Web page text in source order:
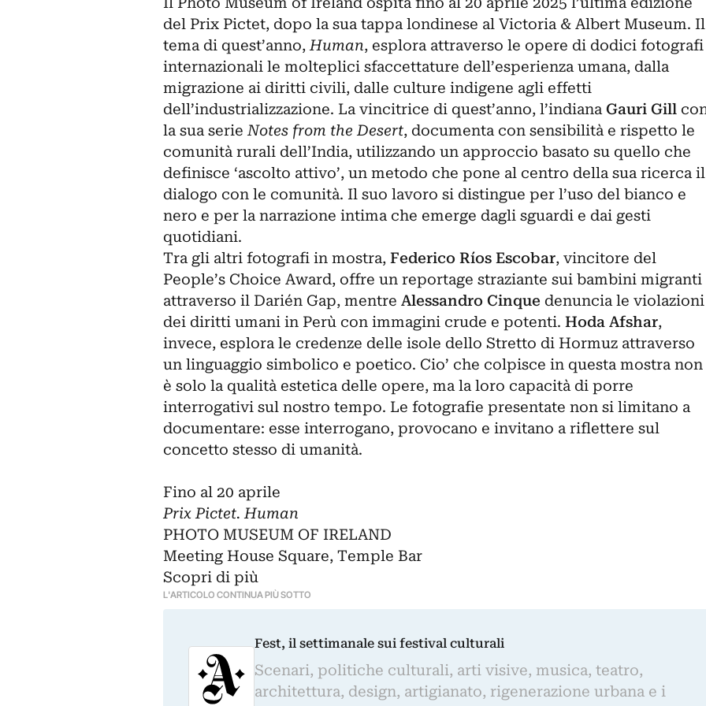
del Prix Pictet, dopo la sua tappa londinese al Victoria & Albert Museum. Il
tema di quest’anno,Human, esplora attraverso le opere di dodici fotografi
internazionali le molteplici sfaccettature dell’esperienza umana, dalla
migrazione ai diritti civili, dalle culture indigene agli effetti
dell’industrializzazione. La vincitrice di quest’anno, l’indianaGauri Gill
la sua serieNotes from the Desert, documenta con sensibilità e rispetto le
comunità rurali dell’India, utilizzando un approccio basato su quello che
definisce ‘ascolto attivo’, un metodo che pone al centro della sua ricerca il
dialogo con le comunità. Il suo lavoro si distingue per l’uso del bianco e
nero e per la narrazione intima che emerge dagli sguardi e dai gesti
quotidiani.
Tra gli altri fotografi in mostra, Federico Ríos Escobar, vincitore del
People’s Choice Award, offre un reportage straziante sui bambini migranti
attraverso il Darién Gap, mentre Alessandro Cinque denuncia le violazioni
dei diritti umani in Perù con immagini crude e potenti. Hoda Afshar,
invece, esplora le credenze delle isole dello Stretto di Hormuz attraverso
un linguaggio simbolico e poetico. Cio’ che colpisce in questa mostra non
è solo la qualità estetica delle opere, ma la loro capacità di porre
interrogativi sul nostro tempo. Le fotografie presentate non si limitano a
documentare: esse interrogano, provocano e invitano a riflettere sul
concetto stesso di umanità.
Fino al 20 aprile
Prix Pictet. Human
PHOTO MUSEUM OF IRELAND
Meeting House Square, Temple Bar
Scopri di più
L'ARTICOLO CONTINUA PIÙ SOTTO
Fest, il settimanale sui festival culturali
Scenari, politiche culturali, arti visive, musica, teatro,
architettura, design, artigianato, rigenerazione urbana e i